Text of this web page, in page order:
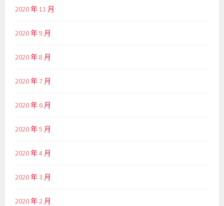
2020 年 11 月
2020 年 9 月
2020 年 8 月
2020 年 7 月
2020 年 6 月
2020 年 5 月
2020 年 4 月
2020 年 3 月
2020 年 2 月